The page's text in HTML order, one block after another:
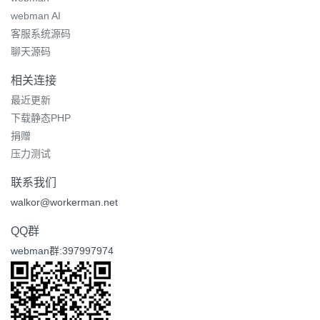
webman AI
客服系统源码
聊天源码
相关连接
最近更新
下载静态PHP
捐赠
压力测试
联系我们
walkor@workerman.net
QQ群
webman群:397997974